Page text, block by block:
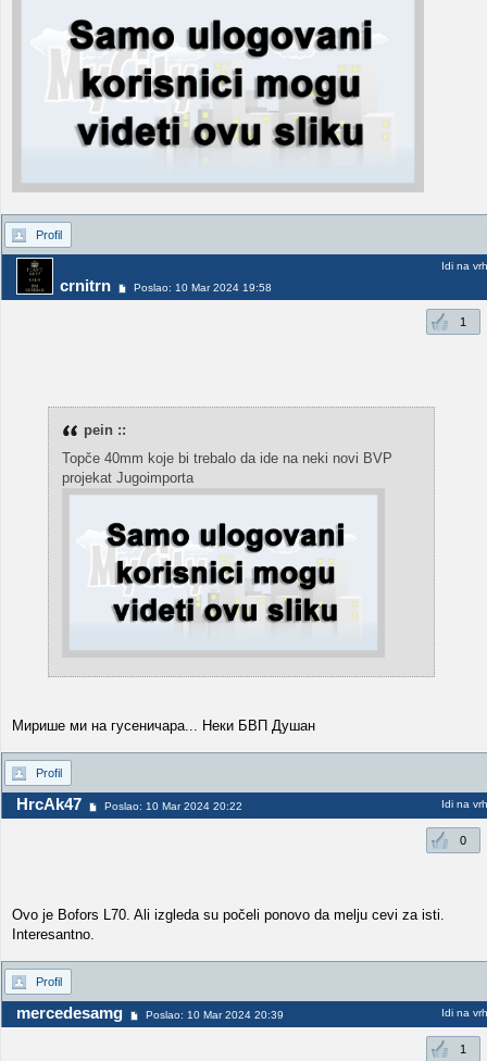
Profil
crnitrn Poslao: 10 Mar 2024 19:58
Idi na vrh
1
pein ::
Topče 40mm koje bi trebalo da ide na neki novi BVP
projekat Jugoimporta
Мирише ми на гусеничара... Неки БВП Душан
Profil
HrcAk47 Poslao: 10 Mar 2024 20:22 Idi na vrh
0
Ovo je Bofors L70. Ali izgleda su počeli ponovo da melju cevi za isti.
Interesantno.
Profil
mercedesamg Poslao: 10 Mar 2024 20:39 Idi na vrh
1